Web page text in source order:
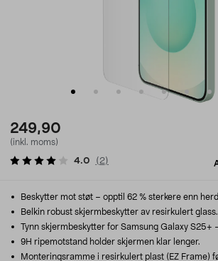
249,90
(inkl. moms)
4.0 ( 2)
Beskytter mot støt – opptil 62 % sterkere enn
Belkin robust skjermbeskytter av resirkulert glass.
Tynn skjermbeskytter for Samsung Galaxy S25+
9H ripemotstand holder skjermen klar lenger.
Monteringsramme i resirkulert plast (EZ Frame)